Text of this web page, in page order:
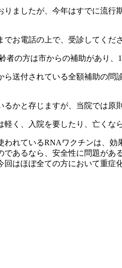
ましたが、今年はすでに流
お電話の上で、受診してくださ
の方は市からの補助があり、
送付されている全額補助の
かと存じますが、当院では原
く、入院を要したり、亡くな
れているRNAワクチンは、
あるなら、安全性に問題が
はほぼ全ての方において重症